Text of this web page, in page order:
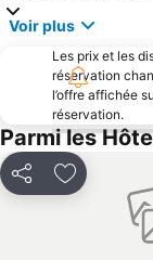
FIS Alpiner Ski
Ladurns Ski resort
Gare de Garmisch-
Rübezahl
Leutaschtal
Tremplin de
Christkindlmarkt am
Casino Innsbruck
Voir plus
Les prix et les
réservation
l’offre affichée
réservation.
Parmi les
PartagerAjouter à